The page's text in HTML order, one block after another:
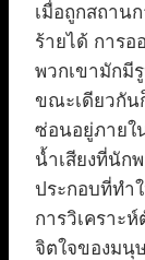
เมื่อถูกสถาน
ร้ายได้ การ
พวกเขามักมี
ขณะเดียวกัน
ซ่อนอยู่ภายใ
น้ำเสียงที่นัก
ประกอบที่ทำ
การวิเคราะ
จิตใจของมนุ